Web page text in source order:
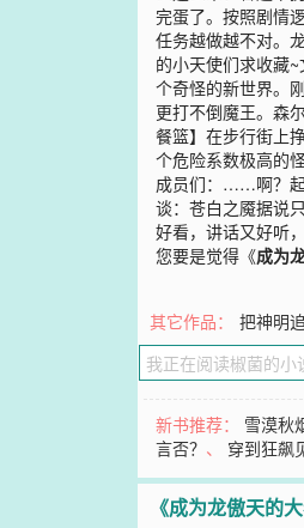
完蛋了。按照剧情
任务越做越不对。
的小天使们求收藏
个奇怪的新世界。
更打不倒魔王。森
餐篮】在步行街上
个危险系数极高的
成员们：……啊？起
谈：苍白之魇据说
好看，讲话又好听
您要是觉得《成为
其它作品： 把神明
新书推荐： 雪漠秋
言否？ 、 穿到狂飙
《成为龙傲天的